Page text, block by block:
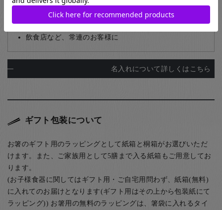
ご家族でお揃いの箸に名前を入れて
部活動やサークルの仲間同士で
飲食店など、常連のお客様に
名入れについて詳しくはこちら
ギフト包装について
お箸のギフト用のラッピングとして紙箱と桐箱がお選びいただ
けます。また、ご家族用として5膳まで入る紙箱もご用意してお
ります。
(お子様食器に関してはギフト用・ご自宅用問わず、紙箱(無料)
に入れてのお届けとなります(ギフト用はその上から包装紙にて
ラッピング)) お箸用の無料のラッピングは、箸袋に入れるタイ